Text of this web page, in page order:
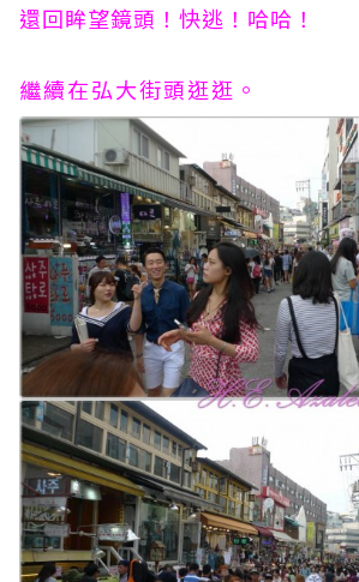
還回眸望鏡頭！快逃！哈哈！
繼續在弘大街頭逛逛。